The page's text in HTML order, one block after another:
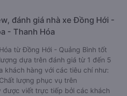
đánh giá nhà xe Đồng Hới -
- Thanh Hóa
từ Đồng Hới - Quảng Bình tốt
dựa trên đánh giá từ 1 đến 5
khách hàng với các tiêu chí như:
lượng phục vụ trên
được viết trực tiếp bởi các khách